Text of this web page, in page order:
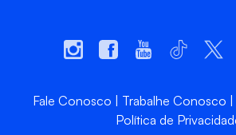
Fale Conosco Trabalhe Conosco
Política de